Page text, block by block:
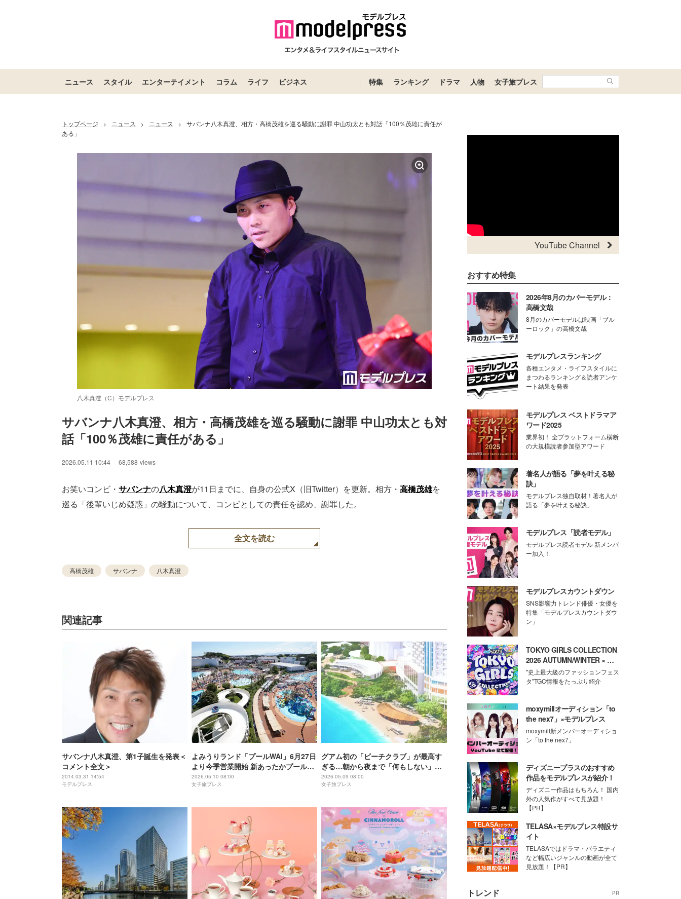
ニュース スタイル エンターテイメント コラム ライフ ビジネス 特集 ランキング ドラマ 人物 女子旅プレス
トップページ > ニュース > ニュース >
サバンナ八木真澄、相方・高橋茂雄を巡る騒動に謝罪 中山功太とも対話「100％茂雄に責任が
ある」
八木真澄（C）モデルプレス
Unmute
サバンナ八木真澄、相方・高橋茂雄を巡る騒動に謝罪 中山功太とも対
話「100％茂雄に責任がある」
2026.05.11 10:44 68,588 views
お笑いコンビ・ サバンナの八木真澄が11日までに、自身の公式X（旧Twitter）を更新。相方・ 高橋茂雄を
巡る「後輩いじめ疑惑」の騒動について、コンビとしての責任を認め、謝罪した。
全文を読む
高橋茂雄 サバンナ 八木真澄
関連記事
サバンナ八木真澄、第1子誕生を発表＜
コメント全文＞
2014.03.31 14:54
モデルプレス
よみうりランド「プールWAI」6月27日
より今季営業開始 新あったかプール＆
ナイトプールも開催
2026.05.10 08:00
女子旅プレス
グアム初の「ビーチクラブ」が最高す
ぎる…朝から夜まで「何もしない」海
辺時間彩る贅沢空間
2026.05.09 08:00
女子旅プレス
YouTube Channel
おすすめ特集
2026年8月のカバーモデル：
高橋文哉
8月のカバーモデルは映画「ブル
ーロック」の高橋文哉
モデルプレスランキング
各種エンタメ・ライフスタイルに
まつわるランキング＆読者アンケ
ート結果を発表
モデルプレス ベストドラマア
ワード2025
業界初！ 全プラットフォーム横断
の大規模読者参加型アワード
著名人が語る「夢を叶える秘
訣」
モデルプレス独自取材！著名人が
語る「夢を叶える秘訣」
モデルプレス「読者モデル」
モデルプレス読者モデル 新メンバ
ー加入！
モデルプレスカウントダウン
SNS影響力トレンド俳優・女優を
特集「モデルプレスカウントダウ
ン」
TOKYO GIRLS COLLECTION
2026 AUTUMN/WINTER × モ
デルプレス
"史上最大級のファッションフェス
タ"TGC情報をたっぷり紹介
moxymillオーディション「to
the nex7」×モデルプレス
moxymill新メンバーオーディショ
ン「to the nex7」
ディズニープラスのおすすめ
作品をモデルプレスが紹介！
ディズニー作品はもちろん！ 国内
外の人気作がすべて見放題！
【PR】
TELASA×モデルプレス特設サ
イト
TELASAではドラマ・バラエティ
など幅広いジャンルの動画が全て
見放題！【PR】
トレンド PR